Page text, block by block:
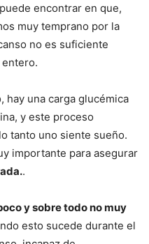
encontrar en que,
muy temprano por la
no es suficiente
hay una carga glucémica
y este proceso
tanto uno siente sueño.
importante para asegurar
.
y sobre todo no muy
esto sucede durante el